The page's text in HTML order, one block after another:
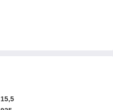
15,5